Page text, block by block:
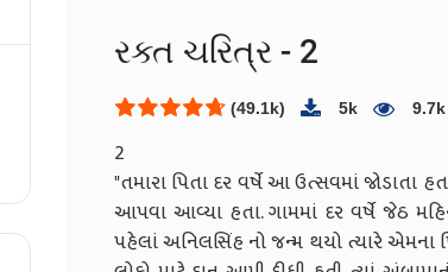
રક્ત ચરિત્ર - 2
(49.1k) 5k 9.7k
2
"તમારા પિતા દર વર્ષે આ ઉત્સવમાં
આપવા આવ્યા હતા. ગામમાં દર વર્ષે જેઠ
પહેલાં અનિલસિંહ નો જન્મ થયો ત્યારે